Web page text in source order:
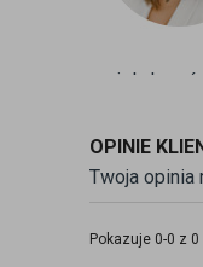
wielu
soczewek
ponad 10
OPINIE
Twoja opinia
Pokazuje 0-0 z 0